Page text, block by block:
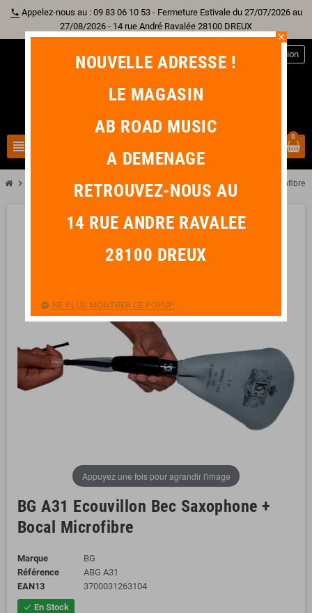
phone Appelez-nous au : 09 83 06 10 53 - Fermeture Estivale du 27/07/2026 au
27/08/2026 - 14 rue André Ravalée 28100 DREUX
view_headline
Connexion
0
chevron_right Autre Instrumentchevron_right BG A31 Ecouvillon Bec Saxophone + Bocal Microfibre
Appuyez une fois pour agrandir l'image
BG A31 Ecouvillon Bec Saxophone +
Bocal Microfibre
Marque
BG
Référence
ABG A31
EAN13
3700031263104
check En Stock
close
NOUVELLE ADRESSE !
LE MAGASIN
AB ROAD MUSIC
A DEMENAGE
RETROUVEZ-NOUS AU
14 RUE ANDRE RAVALEE
28100 DREUX
NE PLUS MONTRER CE POPUP.